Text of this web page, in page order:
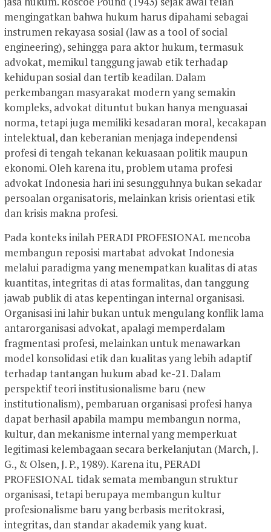
mengingatkan bahwa hukum harus dipahami sebagai
instrumen rekayasa sosial (law as a tool of social
engineering), sehingga para aktor hukum, termasuk
advokat, memikul tanggung jawab etik terhadap
kehidupan sosial dan tertib keadilan. Dalam
perkembangan masyarakat modern yang semakin
kompleks, advokat dituntut bukan hanya menguasai
norma, tetapi juga memiliki kesadaran moral, kecakapan
intelektual, dan keberanian menjaga independensi
profesi di tengah tekanan kekuasaan politik maupun
ekonomi. Oleh karena itu, problem utama profesi
advokat Indonesia hari ini sesungguhnya bukan sekadar
persoalan organisatoris, melainkan krisis orientasi etik
dan krisis makna profesi.
Pada konteks inilah PERADI PROFESIONAL mencoba
membangun reposisi martabat advokat Indonesia
melalui paradigma yang menempatkan kualitas di atas
kuantitas, integritas di atas formalitas, dan tanggung
jawab publik di atas kepentingan internal organisasi.
Organisasi ini lahir bukan untuk mengulang konflik lama
antarorganisasi advokat, apalagi memperdalam
fragmentasi profesi, melainkan untuk menawarkan
model konsolidasi etik dan kualitas yang lebih adaptif
terhadap tantangan hukum abad ke-21. Dalam
perspektif teori institusionalisme baru (new
institutionalism), pembaruan organisasi profesi hanya
dapat berhasil apabila mampu membangun norma,
kultur, dan mekanisme internal yang memperkuat
legitimasi kelembagaan secara berkelanjutan (March, J.
G., & Olsen, J. P., 1989). Karena itu, PERADI
PROFESIONAL tidak semata membangun struktur
organisasi, tetapi berupaya membangun kultur
profesionalisme baru yang berbasis meritokrasi,
integritas, dan standar akademik yang kuat.